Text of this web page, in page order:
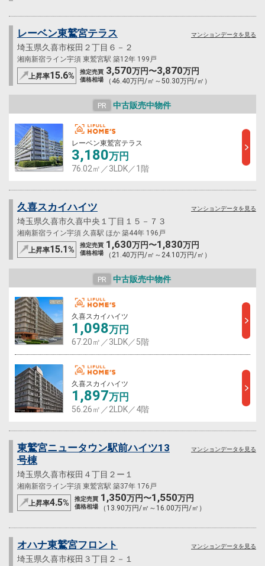
レーベン東鷲宮テラス
埼玉県久喜市桜田２丁目６－２
湘南新宿ライン宇須 東鷲宮駅 築12年 199戸
上昇率15.6%
推定売買
価格相場
3,570万円〜3,870万円
（46.40万円/㎡～50.30万円/㎡）
マンションデータを見る
PR 中古販売中物件
レーベン東鷲宮テラス
3,180万円
76.02㎡／3LDK／1階
久喜スカイハイツ
埼玉県久喜市久喜中央１丁目１５－７３
湘南新宿ライン宇須 久喜駅 ほか 築44年 196戸
上昇率15.1%
推定売買
価格相場
1,630万円〜1,830万円
（21.40万円/㎡～24.10万円/㎡）
マンションデータを見る
PR 中古販売中物件
久喜スカイハイツ
1,098万円
67.20㎡／3LDK／5階
久喜スカイハイツ
1,897万円
56.26㎡／2LDK／4階
東鷲宮ニュータウン駅前ハイツ13
号棟
埼玉県久喜市桜田４丁目２ー１
湘南新宿ライン宇須 東鷲宮駅 築37年 176戸
上昇率4.5%
推定売買
価格相場
1,350万円〜1,550万円
（13.90万円/㎡～16.00万円/㎡）
マンションデータを見る
オハナ東鷲宮フロント
埼玉県久喜市桜田３丁目２－１
マンションデータを見る